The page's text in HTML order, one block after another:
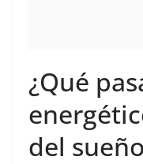
¿Qué
del